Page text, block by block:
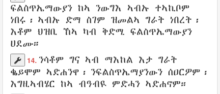
ፍልስጥኤማውያን ከኣ ንውግእ ኣብኡ ተኣኪቦም
ነበሩ፡ ኣብኡ ድማ ስገም ዝመልኣ ግራት ነበረት፡
እቶም ህዝቢ ኸኣ ካብ ቅድሚ ፍልስጥኤማውያን
ሀደሙ።
14. ንሳቶም ግና ኣብ ማእከል እታ ግራት
ቈይሞም ኣድሐንዋ ፡ ንፍልስጥኤማያንውን ሰዐርዎም ፡
እግዚኣብሄር ከኣ ብዓብዪ ምድሓን ኣድሐኖም።